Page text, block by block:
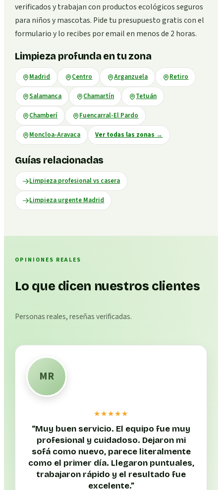
verificados y trabajan con productos ecológicos seguros
para niños y mascotas. Pide tu presupuesto gratis con el
formulario y lo recibes por email en menos de 2 horas.
Limpieza profunda en tu zona
Madrid Centro Arganzuela Retiro
Salamanca Chamartín Tetuán
Chamberí Fuencarral-El Pardo
Moncloa-Aravaca Ver todas las zonas →
Guías relacionadas
Limpieza profesional vs casera
Limpieza urgente Madrid
OPINIONES REALES
Lo que dicen nuestros clientes
Personas reales, reseñas verificadas.
MR
★★★★★
“Muy buen servicio. El equipo fue muy
profesional y cuidadoso. Dejaron mi
sofá como nuevo, parece literalmente
como el primer día. Llegaron puntuales,
trabajaron rápido y el resultado fue
excelente.”